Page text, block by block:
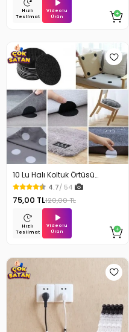
Hızlı
Teslimat
Videolu
Ürün
10 Lu Halı Koltuk Örtüsü
Kaydırmaz Cırtlı Pad
4.7/ 54
75,00 TL120,00 TL
Hızlı
Teslimat
Videolu
Ürün